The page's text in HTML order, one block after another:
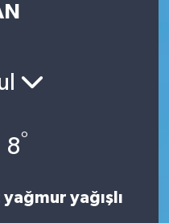
8°
yağışlı